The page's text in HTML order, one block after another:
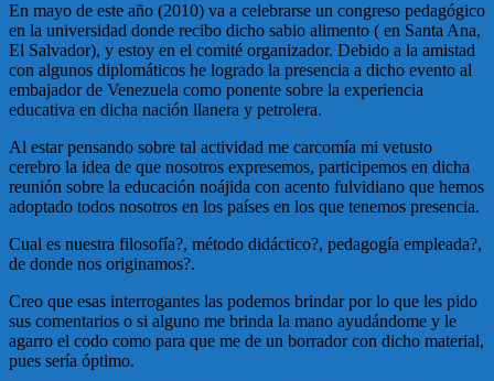
En mayo de este año (2010) va a celebrarse un congreso pedagógico
en la universidad donde recibo dicho sabio alimento ( en Santa Ana,
El Salvador), y estoy en el comité organizador. Debido a la amistad
con algunos diplomáticos he logrado la presencia a dicho evento al
embajador de Venezuela como ponente sobre la experiencia
educativa en dicha nación llanera y petrolera.
Al estar pensando sobre tal actividad me carcomía mi vetusto
cerebro la idea de que nosotros expresemos, participemos en dicha
reunión sobre la educación noájida con acento fulvidiano que hemos
adoptado todos nosotros en los países en los que tenemos presencia.
Cual es nuestra filosofía?, método didáctico?, pedagogía empleada?,
de donde nos originamos?.
Creo que esas interrogantes las podemos brindar por lo que les pido
sus comentarios o si alguno me brinda la mano ayudándome y le
agarro el codo como para que me de un borrador con dicho material,
pues sería óptimo.